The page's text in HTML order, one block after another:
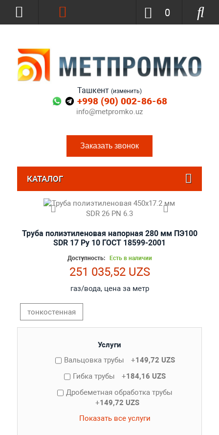
Ташкент (изменить)
+998 (90) 002-86-68
info@metpromko.uz
Заказать звонок
0
КАТАЛОГ
Труба полиэтиленовая напорная 280 мм ПЭ100
SDR 17 Ру 10 ГОСТ 18599-2001
Доступность: Есть в наличии
251 035,52 UZS
газ/вода, цена за метр
тонкостенная
Услуги
Вальцовка трубы
+149,72 UZS
Гибка трубы
+184,16 UZS
Дробеметная обработка трубы
+149,72 UZS
Показать все услуги